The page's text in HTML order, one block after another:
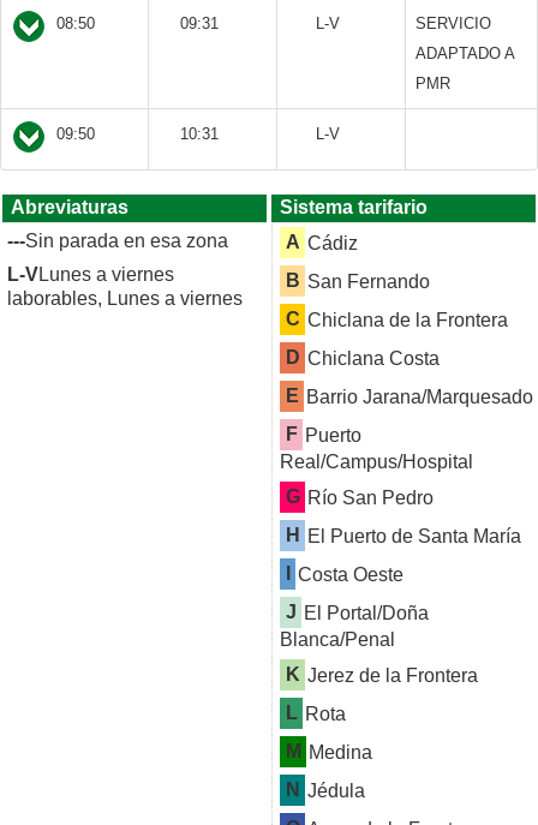
08:50 09:31 L-V
SERVICIO
ADAPTADO A
PMR
09:50 10:31 L-V
Abreviaturas
---Sin parada en esa zona
L-VLunes a viernes
laborables, Lunes a viernes
Sistema tarifario
A Cádiz
B San Fernando
C Chiclana de la Frontera
D Chiclana Costa
E Barrio Jarana/Marquesado
F Puerto
Real/Campus/Hospital
G Río San Pedro
H
El Puerto de Santa María
Costa Oeste
J El Portal/Doña
Blanca/Penal
K Jerez de la Frontera
L Rota
M
Medina
N Jédula